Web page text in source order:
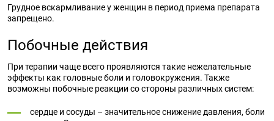
Грудное вскармливание у женщин в период приема препарата
запрещено.
Побочные действия
При терапии чаще всего проявляются такие нежелательные
эффекты как головные боли и головокружения. Также
возможны побочные реакции со стороны различных систем:
сердце и сосуды – значительное снижение давления, боли